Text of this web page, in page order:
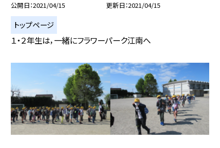
公開日 2021/04/15 更新日 2021/04/15
トップページ
１・２年生は，一緒にフラワーパーク江南へ